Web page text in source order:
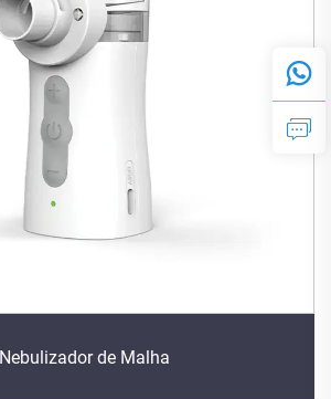
Nebulizador de Malha